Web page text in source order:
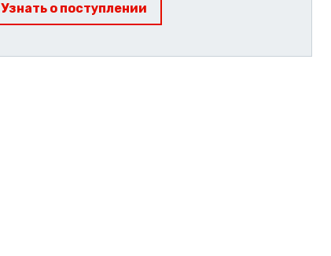
Узнать о поступлении